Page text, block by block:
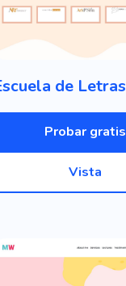
Probar gratis
Vista